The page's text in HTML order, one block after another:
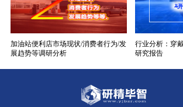
加油站便利店市场现状/消费者行为/发
展趋势等调研分析
行业分析：穿
研究报告